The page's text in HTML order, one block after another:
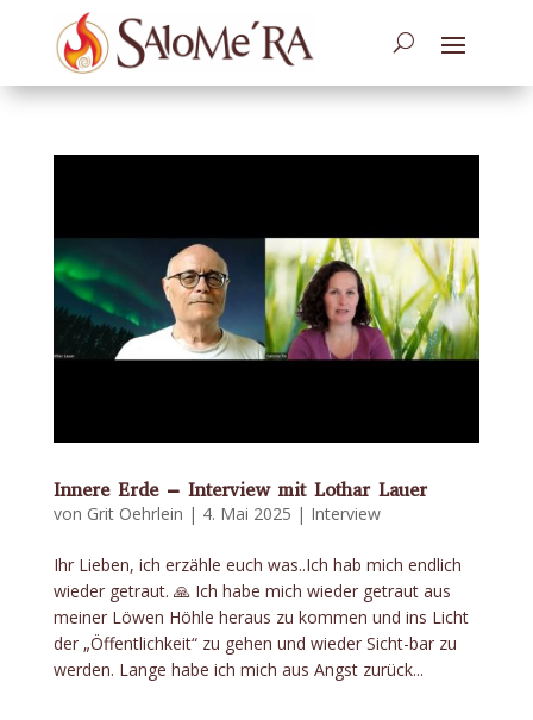
Innere Erde – Interview mit Lothar Lauer
von Grit Oehrlein | 4. Mai 2025 | Interview
Ihr Lieben, ich erzähle euch was..Ich hab mich endlich
wieder getraut. 🙏 Ich habe mich wieder getraut aus
meiner Löwen Höhle heraus zu kommen und ins Licht
der „Öffentlichkeit“ zu gehen und wieder Sicht-bar zu
werden. Lange habe ich mich aus Angst zurück...